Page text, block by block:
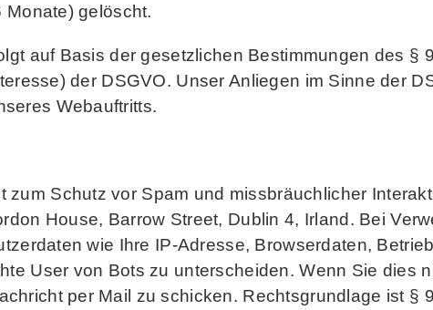
Monate) gelöscht.
auf Basis der gesetzlichen Bestimmungen des §
der DSGVO. Unser Anliegen im Sinne der
Webauftritts.
zum Schutz vor Spam und missbräuchlicher
House, Barrow Street, Dublin 4, Irland. Bei
wie Ihre IP-Adresse, Browserdaten,
User von Bots zu unterscheiden. Wenn Sie dies
per Mail zu schicken. Rechtsgrundlage ist §